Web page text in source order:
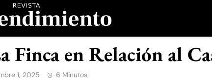
Finca en Relación al
1, 2025 6 Minutos